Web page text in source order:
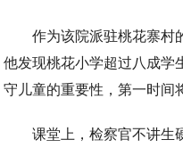
作为该院派驻桃花寨村
他发现桃花小学超过八成学
守儿童的重要性，第一时间
课堂上，检察官不讲生